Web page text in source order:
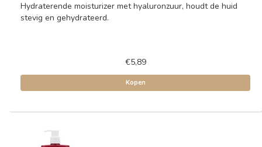
Hydraterende moisturizer met hyaluronzuur, houdt de huid
stevig en gehydrateerd.
€5,89
Kopen